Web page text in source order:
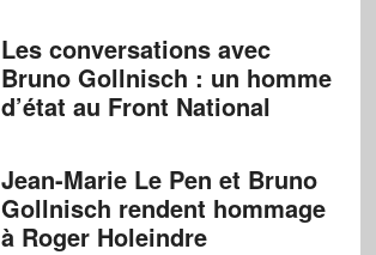
Les conversations avec
Bruno Gollnisch : un homme
d’état au Front National
Jean-Marie Le Pen et Bruno
Gollnisch rendent hommage
à Roger Holeindre